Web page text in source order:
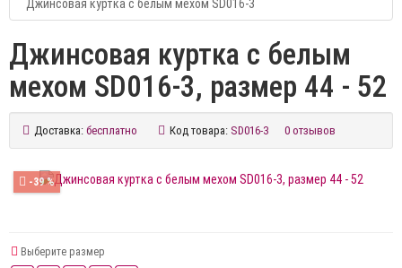
Джинсовая куртка с белым мехом SD016-3
Джинсовая куртка с белым
мехом SD016-3, размер 44 - 52
Доставка: бесплатно Код товара: SD016-3 0 отзывов
-39 %
Выберите размер